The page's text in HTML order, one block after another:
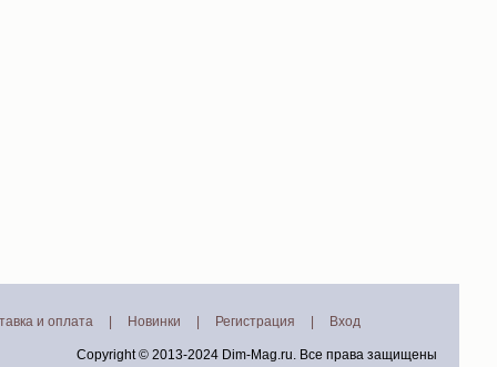
и оплата | Новинки | Регистрация | Вход
Copyright © 2013-2024 Dim-Mag.ru . Все права защищены